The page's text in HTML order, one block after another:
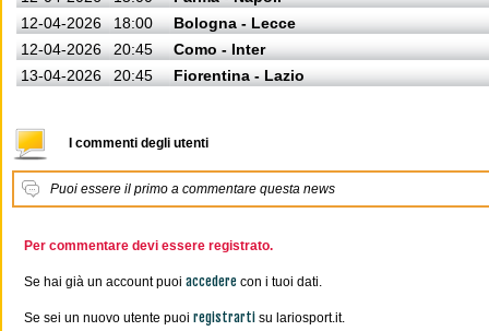
12-04-2026
18:00
Bologna - Lecce
12-04-2026
20:45
Como - Inter
13-04-2026
20:45 Fiorentina - Lazio
I commenti degli utenti
Puoi essere il primo a commentare questa news
Per commentare devi essere registrato.
Se hai già un account puoi accedere con i tuoi dati.
Se sei un nuovo utente puoi registrarti su lariosport.it.